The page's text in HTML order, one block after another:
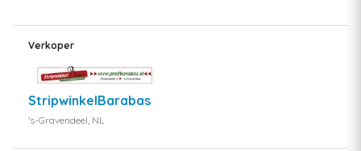
Verkoper
StripwinkelBarabas
's-Gravendeel, NL